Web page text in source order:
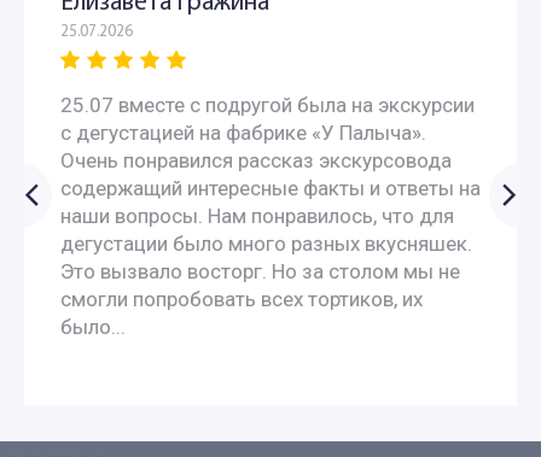
25.07.2026
25.07 вместе с подругой была на экскурсии
с дегустацией на фабрике «У Палыча».
Очень понравился рассказ экскурсовода
содержащий интересные факты и ответы на
наши вопросы. Нам понравилось, что для
дегустации было много разных вкусняшек.
Это вызвало восторг. Но за столом мы не
смогли попробовать всех тортиков, их
было...